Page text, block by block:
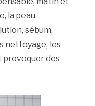
la peau
sébum,
nettoyage, les
provoquer des